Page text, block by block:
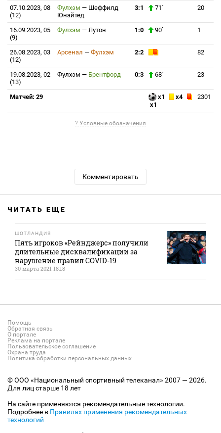
07.10.2023, 08
(12)
Фулхэм — Шеффилд
Юнайтед
3:1 71` 20
16.09.2023, 05
(9)
Фулхэм — Лутон 1:0 90` 1
26.08.2023, 03
(12)
Арсенал — Фулхэм 2:2 82
19.08.2023, 02
(13)
Фулхэм — Брентфорд 0:3 68` 23
Матчей: 29 x1
x4
x1
2301
? Условные обозначения
Комментировать
ЧИТАТЬ ЕЩЕ
ШОТЛАНДИЯ
Пять игроков «Рейнджерс» получили
длительные дисквалификации за
нарушение правил COVID-19
30 марта 2021 18:18
Помощь
Обратная связь
О портале
Реклама на портале
Пользовательское соглашение
Охрана труда
Политика обработки персональных данных
© ООО «Национальный спортивный телеканал» 2007 — 2026.
Для лиц старше 18 лет
На сайте применяются рекомендательные технологии.
Подробнее в Правилах применения рекомендательных
технологий